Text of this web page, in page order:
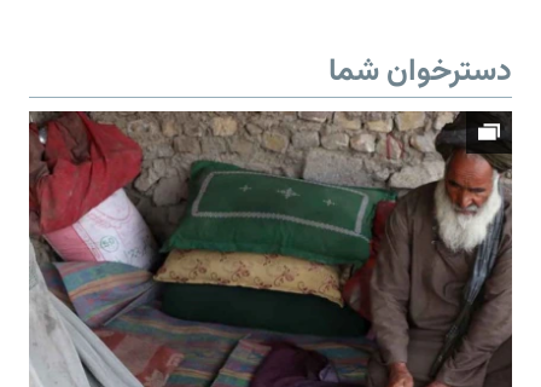
دسترخوان شما